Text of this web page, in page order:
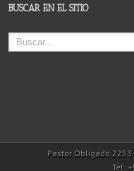
BUSCAR EN EL SITIO
Pastor Obligado 2253
Tel: